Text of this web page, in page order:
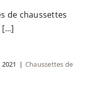
de chaussettes
| Chaussettes de